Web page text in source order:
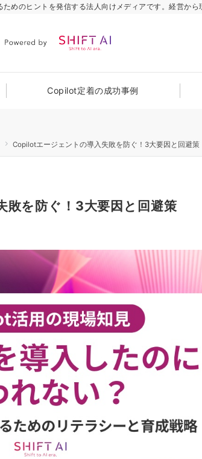
めのヒントを発信する法人向けメディアです。経営か
Copilot定着の成功事例
Copilotエージェントの導入失敗を防ぐ！3大要因と回避策
を防ぐ！3大要因と回避策